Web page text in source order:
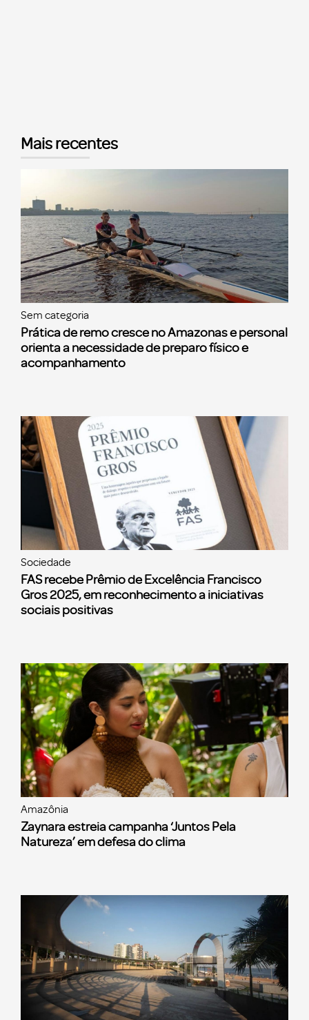
Mais recentes
Sem categoria
Prática de remo cresce no Amazonas e personal
orienta a necessidade de preparo físico e
acompanhamento
Sociedade
FAS recebe Prêmio de Excelência Francisco
Gros 2025, em reconhecimento a iniciativas
sociais positivas
Amazônia
Zaynara estreia campanha ‘Juntos Pela
Natureza’ em defesa do clima